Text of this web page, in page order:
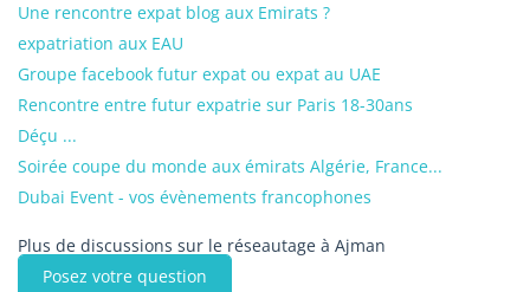
Une rencontre expat blog aux Emirats ?
expatriation aux EAU
Groupe facebook futur expat ou expat au UAE
Rencontre entre futur expatrie sur Paris 18-30ans
Déçu ...
Soirée coupe du monde aux émirats Algérie, France...
Dubai Event - vos évènements francophones
Plus de discussions sur le réseautage à Ajman
Posez votre question